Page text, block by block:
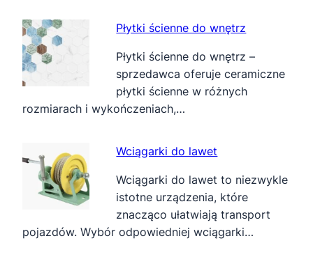
Płytki ścienne do wnętrz
Płytki ścienne do wnętrz –
sprzedawca oferuje ceramiczne
płytki ścienne w różnych
rozmiarach i wykończeniach,…
Wciągarki do lawet
Wciągarki do lawet to niezwykle
istotne urządzenia, które
znacząco ułatwiają transport
pojazdów. Wybór odpowiedniej wciągarki…